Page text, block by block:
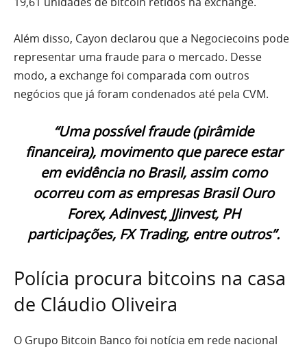
Além disso, Cayon declarou que a Negociecoins pode
representar uma fraude para o mercado. Desse
modo, a exchange foi comparada com outros
negócios que já foram condenados até pela CVM.
“Uma possível fraude (pirâmide
financeira), movimento que parece estar
em evidência no Brasil, assim como
ocorreu com as empresas Brasil Ouro
Forex, Adinvest, JJinvest, PH
participações, FX Trading, entre outros”.
Polícia procura bitcoins na casa
de Cláudio Oliveira
O Grupo Bitcoin Banco foi notícia em rede nacional